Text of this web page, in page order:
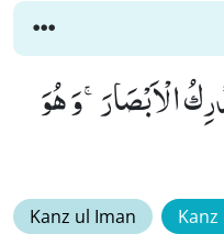
الْاَبْصَارَۚ-وَ هُوَ
Kanz ul Iman